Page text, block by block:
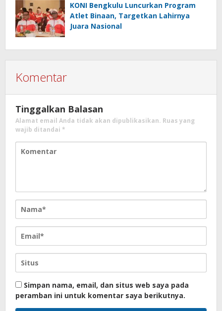
KONI Bengkulu Luncurkan Program
Atlet Binaan, Targetkan Lahirnya
Juara Nasional
Komentar
Tinggalkan Balasan
Alamat email Anda tidak akan dipublikasikan. Ruas yang
wajib ditandai *
Simpan nama, email, dan situs web saya pada
peramban ini untuk komentar saya berikutnya.